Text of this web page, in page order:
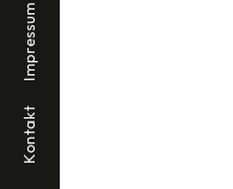
Kontakt
Impressum